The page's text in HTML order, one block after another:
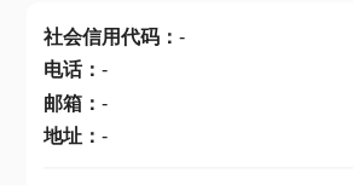
社会信用代码： -
电话： -
邮箱： -
地址： -